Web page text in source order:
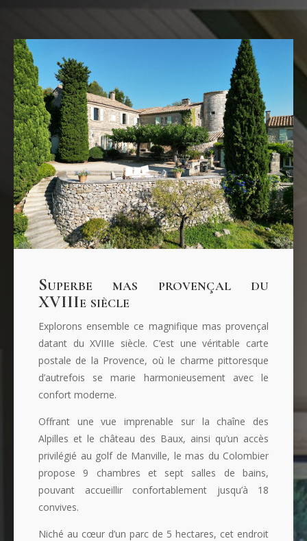
Superbe mas provençal du
XVIIIe siècle
Explorons ensemble ce magnifique mas provençal
datant du XVIIIe siècle. C’est une véritable carte
postale de la Provence, où le charme pittoresque
d’autrefois se marie harmonieusement avec le
confort moderne.
Offrant une vue imprenable sur la chaîne des
Alpilles et le château des Baux, ainsi qu’un accès
privilégié au golf de Manville, le mas du Colombier
propose 9 chambres et sept salles de bains,
pouvant accueillir confortablement jusqu’à 18
convives.
Niché au cœur d’un parc de 5 hectares, cet endroit